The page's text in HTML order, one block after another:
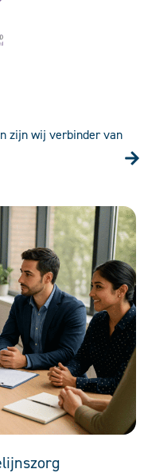
zijn wij verbinder van